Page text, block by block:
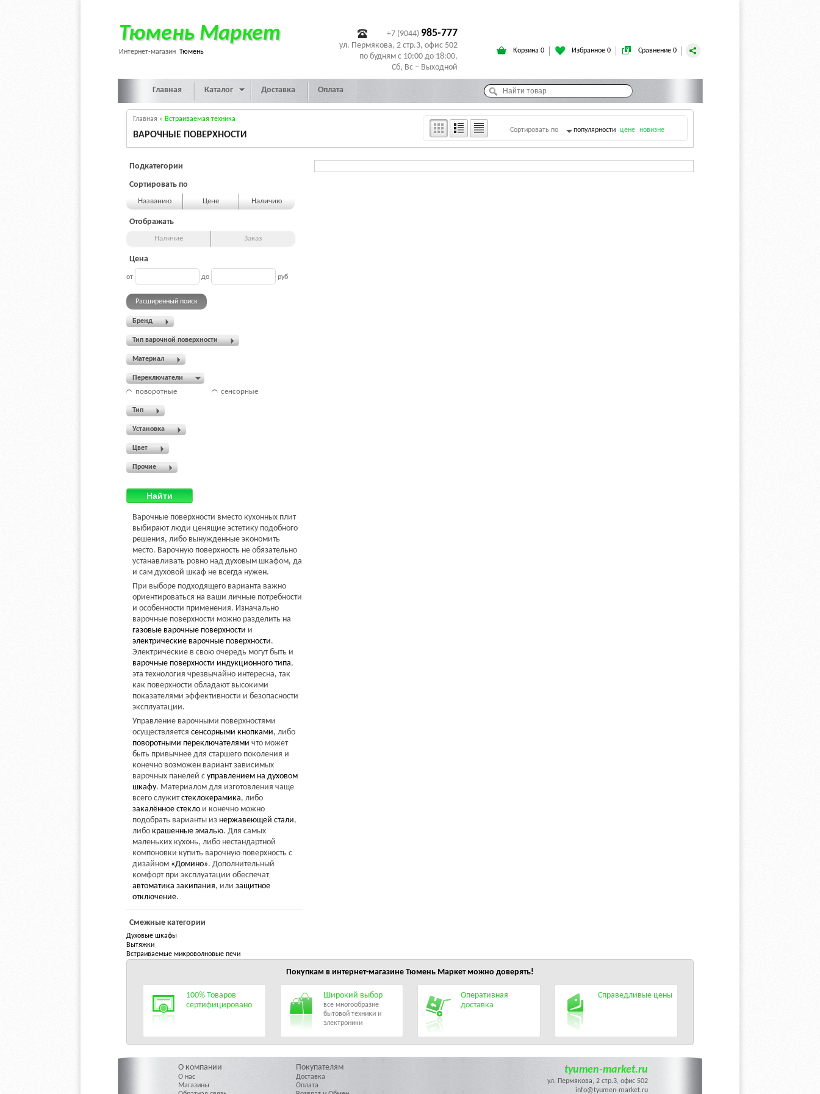
Тюмень Маркет
Интернет-магазин Тюмень
+7 (9044) 985-777
ул. Пермякова, 2 стр.3, офис 502
по будням с 10:00 до 18:00,
Сб, Вс – Выходной
Корзина 0 Избранное 0 Сравнение 0
Главная Каталог Доставка Оплата
Сортировать по популярности цене новизне
Главная » Встраиваемая техника
ВАРОЧНЫЕ ПОВЕРХНОСТИ
Подкатегории
Сортировать по
Названию Цене Наличию
Отображать
Наличие Заказ
Цена
от до руб
Расширенный поиск
Бренд
Тип варочной поверхности
Материал
Переключатели
поворотные сенсорные
Тип
Установка
Цвет
Прочие
Найти
Варочные поверхности вместо кухонных плит
выбирают люди ценящие эстетику подобного
решения, либо вынужденные экономить
место. Варочную поверхность не обязательно
устанавливать ровно над духовым шкафом, да
и сам духовой шкаф не всегда нужен.
При выборе подходящего варианта важно
ориентироваться на ваши личные потребности
и особенности применения. Изначально
варочные поверхности можно разделить на
газовые варочные поверхности и
электрические варочные поверхности.
Электрические в свою очередь могут быть и
варочные поверхности индукционного типа,
эта технология чрезвычайно интересна, так
как поверхности обладают высокими
показателями эффективности и безопасности
эксплуатации.
Управление варочными поверхностями
осуществляется сенсорными кнопками, либо
поворотными переключателями что может
быть привычнее для старшего поколения и
конечно возможен вариант зависимых
варочных панелей с управлением на духовом
шкафу. Материалом для изготовления чаще
всего служитстеклокерамика, либо
закалённое стекло и конечно можно
подобрать варианты из нержавеющей стали,
либо крашенные эмалью. Для самых
маленьких кухонь, либо нестандартной
компоновки купить варочную поверхность с
дизайном «Домино». Дополнительный
комфорт при эксплуатации обеспечат
автоматика закипания, или защитное
отключение.
Смежные категории
Духовые шкафы
Вытяжки
Встраиваемые микроволновые печи
Покупкам в интернет-магазине Тюмень Маркетможно доверять!
100% Товаров
сертифицировано
Широкий выбор
все многообразие
бытовой техники и
электроники
Оперативная
доставка
Справедливые цены
О компании
О нас
Магазины
Покупателям
Доставка
Оплата
tyumen-market.ru
ул. Пермякова, 2 стр.3, офис 502
info@tyumen-market.ru